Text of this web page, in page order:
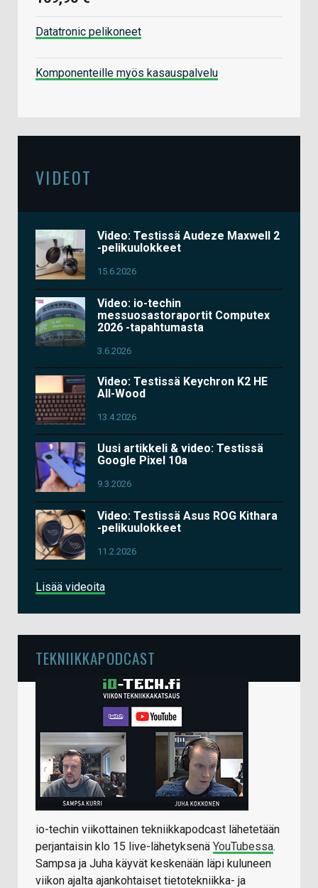
Datatronic pelikoneet
Komponenteille myös kasauspalvelu
VIDEOT
Video: Testissä Audeze Maxwell 2
-pelikuulokkeet
15.6.2026
Video: io-techin
messuosastoraportit Computex
2026 -tapahtumasta
3.6.2026
Video: Testissä Keychron K2 HE
All-Wood
13.4.2026
Uusi artikkeli & video: Testissä
Google Pixel 10a
9.3.2026
Video: Testissä Asus ROG Kithara
-pelikuulokkeet
11.2.2026
Lisää videoita
TEKNIIKKAPODCAST
io-techin viikottainen tekniikkapodcast lähetetään
perjantaisin klo 15 live-lähetyksenä YouTubessa.
Sampsa ja Juha käyvät keskenään läpi kuluneen
viikon ajalta ajankohtaiset tietotekniikka- ja